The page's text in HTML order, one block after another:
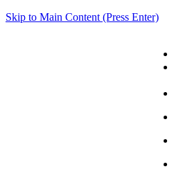
Skip to Main Content (Press Enter)